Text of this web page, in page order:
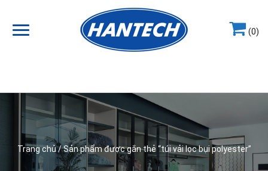
(0)
Trang chủ/ Sản phẩm được gắn thẻ “túi vải lọc bụi polyester”